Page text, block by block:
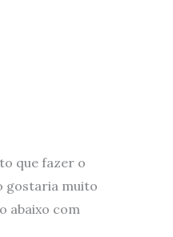
que fazer o
gostaria muito
abaixo com